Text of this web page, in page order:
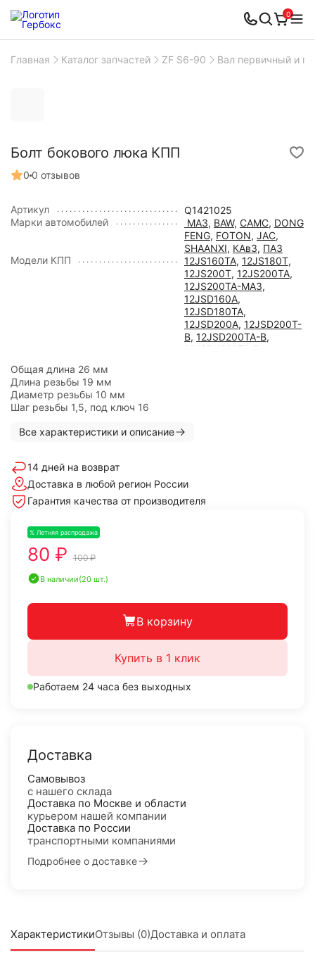
0
Главная Каталог запчастей ZF S6-90 Вал первичный и
Болт бокового люка КПП
0 0 отзывов
Артикул
Q1421025
Марки автомобилей
МАЗ, BAW, CAMC, DONG
FENG, FOTON, JAC,
SHAANXI, КАвЗ, ПАЗ
Модели КПП
12JS160TA, 12JS180T,
12JS200T, 12JS200TA,
12JS200TA-МАЗ,
12JSD160A,
12JSD180TA,
12JSD200A, 12JSD200T-
B, 12JSD200TA-B,
12JSDX220TA-B
Общая длина 26 мм
Длина резьбы 19 мм
Диаметр резьбы 10 мм
Шаг резьбы 1,5, под ключ 16
Все характеристики и описание
14 дней на возврат
Доставка в любой регион России
Гарантия качества от производителя
% Летняя распродажа
80 ₽ 100 ₽
В наличии(20 шт.)
В корзину
Купить в 1 клик
Работаем 24 часа без выходных
Доставка
Самовывоз
с нашего склада
Доставка по Москве и области
курьером нашей компании
Доставка по России
транспортными компаниями
Подробнее о доставке
ХарактеристикиОтзывы (0)Доставка и оплата